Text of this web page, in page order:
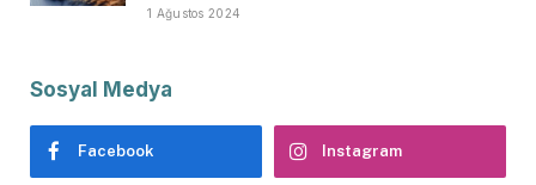
1 Ağustos 2024
Sosyal Medya
Facebook Instagram